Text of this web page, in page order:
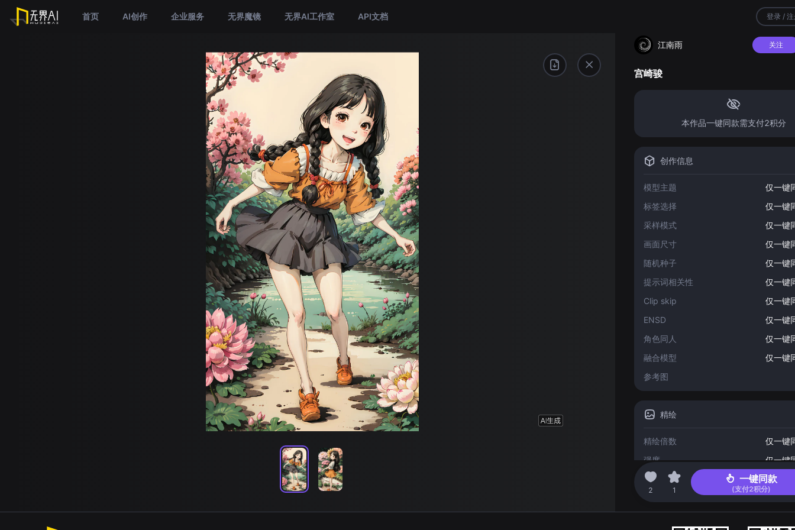
首页 AI创作 企业服务 无界魔镜 无界AI工作室 API文档 登录 /
江南雨 关注
宫崎骏
本作品一键同款需支付2积分
创作信息
模型主题
仅一键
标签选择
仅一键
采样模式
仅一键
画面尺寸
仅一键
随机种子
仅一键
提示词相关性
仅一键
Clip skip
仅一键
ENSD
仅一键
角色同人
仅一键
融合模型
仅一键
参考图
精绘
精绘倍数
仅一键
强度
仅一键
2023-04-17 03:06
2 1
一键同款
(支付2积分)